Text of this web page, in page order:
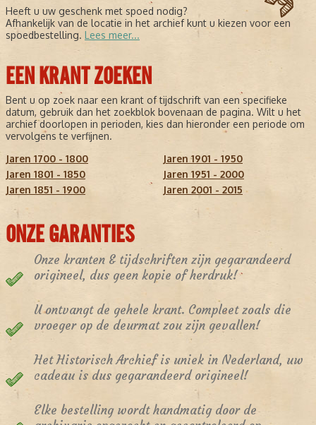
Heeft u uw geschenk met spoed nodig?
Afhankelijk van de locatie in het archief kunt u kiezen voor een
spoedbestelling. Lees meer...
EEN KRANT ZOEKEN
Bent u op zoek naar een krant of tijdschrift van een specifieke
datum, gebruik dan het zoekblok bovenaan de pagina. Wilt u het
archief doorlopen in perioden, kies dan hieronder een periode om
vervolgens te verfijnen.
Jaren 1700 - 1800
Jaren 1801 - 1850
Jaren 1851 - 1900
Jaren 1901 - 1950
Jaren 1951 - 2000
Jaren 2001 - 2015
ONZE GARANTIES
Onze kranten & tijdschriften zijn gegarandeerd
origineel, dus geen kopie of herdruk!
U ontvangt de gehele krant. Compleet zoals die
vroeger op de deurmat zou zijn gevallen!
Het Historisch Archief is uniek in Nederland, uw
cadeau is dus gegarandeerd origineel!
Elke bestelling wordt handmatig door de